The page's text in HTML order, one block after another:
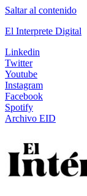
Saltar al contenido
El Interprete Digital
Linkedin
Twitter
Youtube
Instagram
Facebook
Spotify
Archivo EID